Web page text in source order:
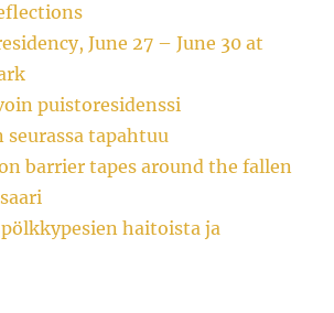
June 27 – June 30 at
puistoresidenssi
tapahtuu
barrier tapes around the fallen
haitoista ja